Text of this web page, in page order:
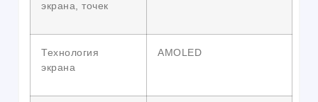
экрана, точек
Технология
экрана
AMOLED